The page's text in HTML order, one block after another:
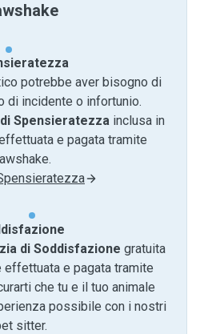
potrebbe aver bisogno di
di incidente o infortunio.
Spensieratezzainclusa in
e pagata tramite
di Soddisfazione gratuita
effettuata e pagata tramite
che tu e il tuo animale
possibile con i nostri
sitter.